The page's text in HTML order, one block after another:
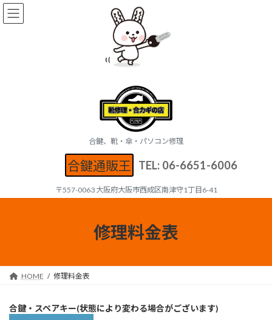
コ
ン
ナ
ビ
合鍵、靴・傘・パソコン修理
合鍵通販王 TEL: 06-6651-6006
〒557-0063 大阪府大阪市西成区南津守1丁目6-41
修理料金表
HOME 修理料金表
合鍵・スペアキー(状態により変わる場合がございます)